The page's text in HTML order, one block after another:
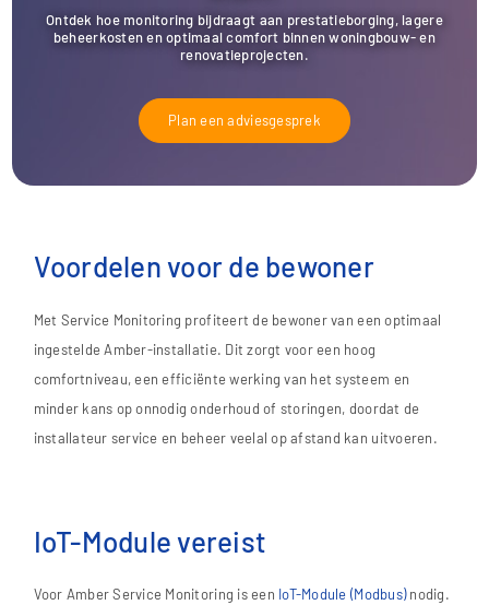
Ontdek hoe monitoring bijdraagt aan prestatieborging, lagere
beheerkosten en optimaal comfort binnen woningbouw- en
renovatieprojecten.
Plan een adviesgesprek
Voordelen voor de bewoner
Met Service Monitoring profiteert de bewoner van een optimaal
ingestelde Amber-installatie. Dit zorgt voor een hoog
comfortniveau, een efficiënte werking van het systeem en
minder kans op onnodig onderhoud of storingen, doordat de
installateur service en beheer veelal op afstand kan uitvoeren.
IoT-Module vereist
Voor Amber Service Monitoring is een IoT-Module (Modbus)nodig.